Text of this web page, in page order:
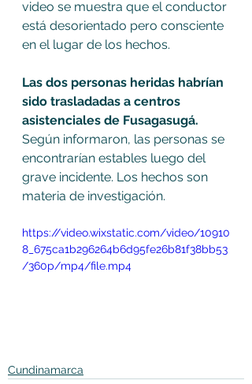
video se muestra que el conductor
está desorientado pero consciente
en el lugar de los hechos.
Las dos personas heridas habrían
sido trasladadas a centros
asistenciales de Fusagasugá.
Según informaron, las personas se
encontrarían estables luego del
grave incidente. Los hechos son
materia de investigación.
https://video.wixstatic.com/video/10910
8_675ca1b296264b6d95fe26b81f38bb53
/360p/mp4/file.mp4
Cundinamarca